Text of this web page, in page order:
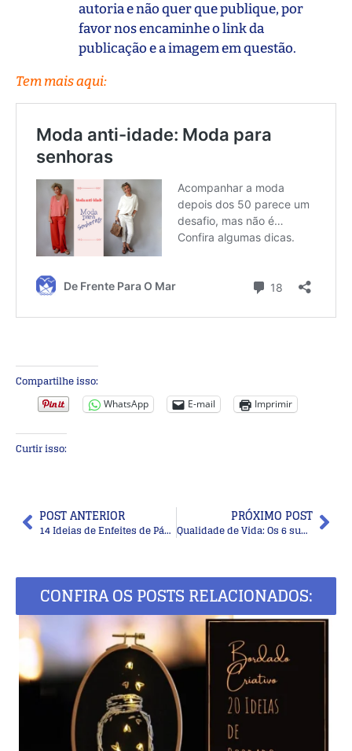
autoria e não quer que publique, por
favor nos encaminhe o link da
publicação e a imagem em questão.
Tem mais aqui:
Compartilhe isso:
WhatsApp E-mail Imprimir
Curtir isso:
POST ANTERIOR
14 Ideias de Enfeites de Páscoa – DIY
PRÓXIMO POST
Qualidade de Vida: Os 6 superalimentos e seus superpoderes
CONFIRA OS POSTS RELACIONADOS: